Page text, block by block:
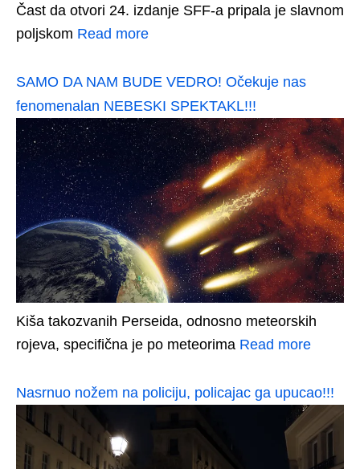
Čast da otvori 24. izdanje SFF-a pripala je slavnom
poljskom Read more
SAMO DA NAM BUDE VEDRO! Očekuje nas
fenomenalan NEBESKI SPEKTAKL!!!
Kiša takozvanih Perseida, odnosno meteorskih
rojeva, specifična je po meteorima Read more
Nasrnuo nožem na policiju, policajac ga upucao!!!